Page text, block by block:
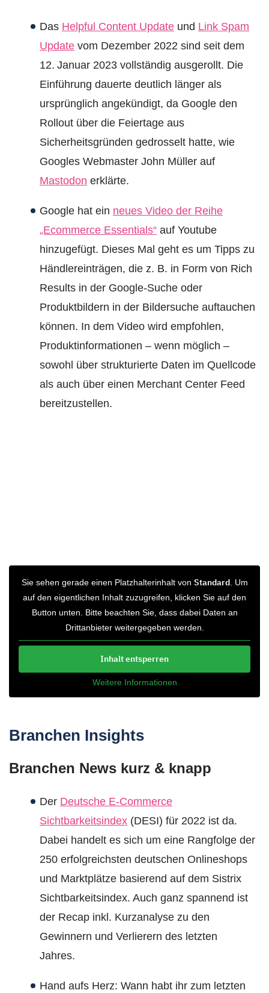
Das Helpful Content Update und Link Spam
Update vom Dezember 2022 sind seit dem
12. Januar 2023 vollständig ausgerollt. Die
Einführung dauerte deutlich länger als
ursprünglich angekündigt, da Google den
Rollout über die Feiertage aus
Sicherheitsgründen gedrosselt hatte, wie
Googles Webmaster John Müller auf
Mastodon erklärte.
Google hat ein neues Video der Reihe
„Ecommerce Essentials“ auf Youtube
hinzugefügt. Dieses Mal geht es um Tipps zu
Händlereinträgen, die z. B. in Form von Rich
Results in der Google-Suche oder
Produktbildern in der Bildersuche auftauchen
können. In dem Video wird empfohlen,
Produktinformationen – wenn möglich –
sowohl über strukturierte Daten im Quellcode
als auch über einen Merchant Center Feed
bereitzustellen.
Sie sehen gerade einen Platzhalterinhalt von Standard. Um
auf den eigentlichen Inhalt zuzugreifen, klicken Sie auf den
Button unten. Bitte beachten Sie, dass dabei Daten an
Drittanbieter weitergegeben werden.
Inhalt entsperren
Weitere Informationen
Branchen Insights
Branchen News kurz & knapp
Der Deutsche E-Commerce
Sichtbarkeitsindex (DESI) für 2022 ist da.
Dabei handelt es sich um eine Rangfolge der
250 erfolgreichsten deutschen Onlineshops
und Marktplätze basierend auf dem Sistrix
Sichtbarkeitsindex. Auch ganz spannend ist
der Recap inkl. Kurzanalyse zu den
Gewinnern und Verlierern des letzten
Jahres.
Hand aufs Herz: Wann habt ihr zum letzten